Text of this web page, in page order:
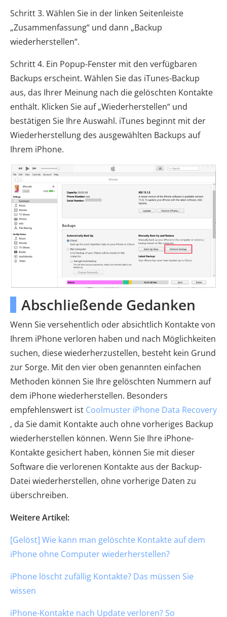
Schritt 3. Wählen Sie in der linken Seitenleiste
„Zusammenfassung“ und dann „Backup
wiederherstellen“.
Schritt 4. Ein Popup-Fenster mit den verfügbaren
Backups erscheint. Wählen Sie das iTunes-Backup
aus, das Ihrer Meinung nach die gelöschten Kontakte
enthält. Klicken Sie auf „Wiederherstellen“ und
bestätigen Sie Ihre Auswahl. iTunes beginnt mit der
Wiederherstellung des ausgewählten Backups auf
Ihrem iPhone.
Abschließende Gedanken
Wenn Sie versehentlich oder absichtlich Kontakte von
Ihrem iPhone verloren haben und nach Möglichkeiten
suchen, diese wiederherzustellen, besteht kein Grund
zur Sorge. Mit den vier oben genannten einfachen
Methoden können Sie Ihre gelöschten Nummern auf
dem iPhone wiederherstellen. Besonders
empfehlenswert ist Coolmuster iPhone Data Recovery
, da Sie damit Kontakte auch ohne vorheriges Backup
wiederherstellen können. Wenn Sie Ihre iPhone-
Kontakte gesichert haben, können Sie mit dieser
Software die verlorenen Kontakte aus der Backup-
Datei wiederherstellen, ohne vorherige Daten zu
überschreiben.
Weitere Artikel:
[Gelöst] Wie kann man gelöschte Kontakte auf dem
iPhone ohne Computer wiederherstellen?
iPhone löscht zufällig Kontakte? Das müssen Sie
wissen
iPhone-Kontakte nach Update verloren? So